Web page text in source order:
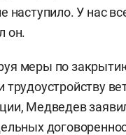
наступило. У нас
он.
меры по
трудоустройству
Медведев